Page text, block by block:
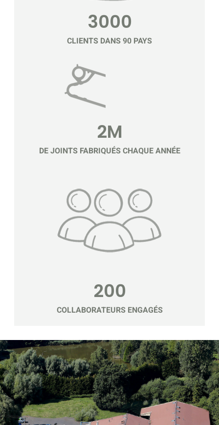
3000
CLIENTS DANS 90 PAYS
2M
DE JOINTS FABRIQUÉS CHAQUE ANNÉE
200
COLLABORATEURS ENGAGÉS